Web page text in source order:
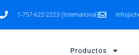
1-757-622-2223 (International)
Productos